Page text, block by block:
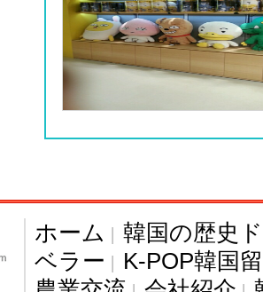
ホーム | 韓国の歴史
ベラー | K-POP韓国